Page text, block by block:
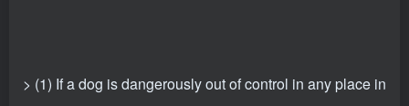
> (1) If a dog is dangerously out of control in any place in